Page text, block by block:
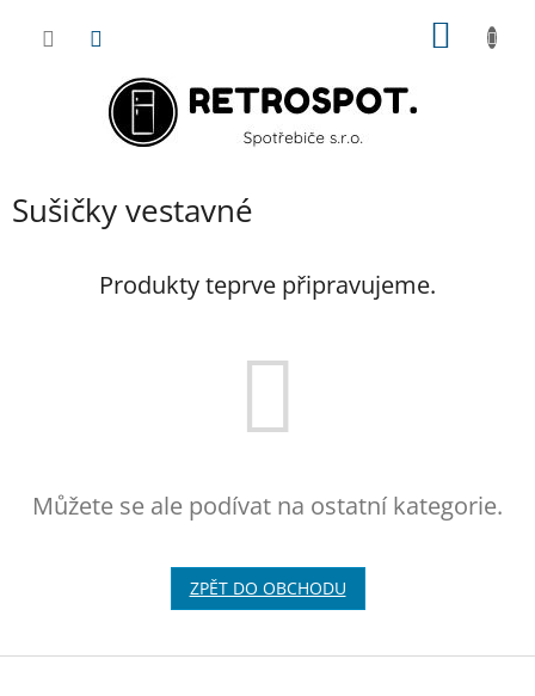
Sušičky vestavné
Produkty teprve připravujeme.
Můžete se ale podívat na ostatní kategorie.
ZPĚT DO OBCHODU
Z